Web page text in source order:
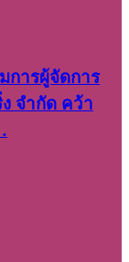
การ​ผู้จัดการ
จำกัด คว้า